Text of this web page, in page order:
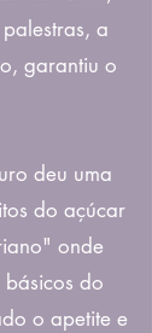
a
garantiu o
deu uma
do açúcar
onde
básicos do
o apetite e